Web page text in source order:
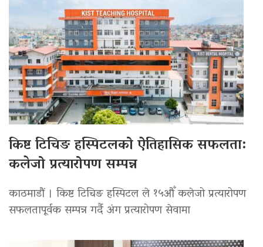
किष्ट टिचिङ हस्पिटलको ऐतिहासिक सफलता:
कलेजो प्रत्यारोपण सम्पन्न
काठमाडौं । किष्ट टिचिङ हस्पिटल ले १५औँ कलेजो प्रत्यारोपण
सफलतापूर्वक सम्पन्न गर्दै अंग प्रत्यारोपण सेवामा